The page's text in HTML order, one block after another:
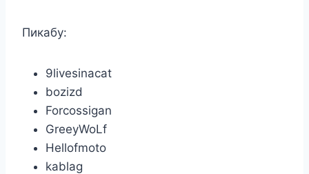
Пикабу:
9livesinacat
bozizd
Forcossigan
GreeyWoLf
Hellofmoto
kablag